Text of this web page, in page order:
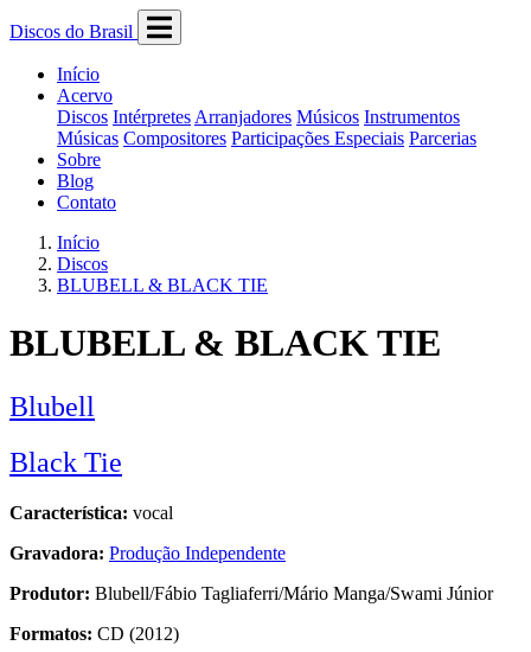
Discos do Brasil
Início
Acervo
Discos Intérpretes Arranjadores Músicos Instrumentos
Músicas Compositores Participações Especiais Parcerias
Sobre
Blog
Contato
Início
Discos
BLUBELL & BLACK TIE
BLUBELL & BLACK TIE
Blubell
Black Tie
Característica: vocal
Gravadora: Produção Independente
Produtor: Blubell/Fábio Tagliaferri/Mário Manga/Swami Júnior
Formatos: CD (2012)